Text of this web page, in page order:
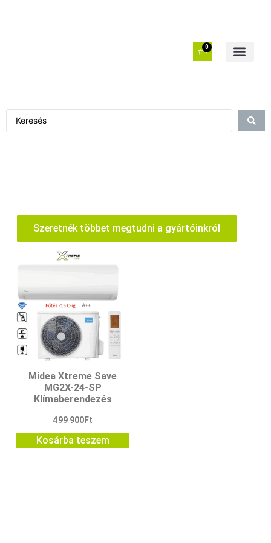
0
Szeretnék többet megtudni a gyártóinkról
Midea Xtreme Save
MG2X-24-SP
Klímaberendezés
499 900Ft
Kosárba teszem